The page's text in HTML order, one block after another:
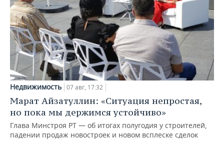
Недвижимость 07 авг, 17:32
Марат Айзатуллин: «Ситуация непростая,
но пока мы держимся устойчиво»
Глава Минстроя РТ — об итогах полугодия у строителей,
падении продаж новостроек и новом всплеске сделок